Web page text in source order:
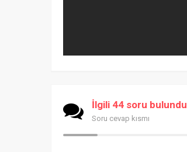
İlgili 44 soru bulundu
Soru cevap kısmı